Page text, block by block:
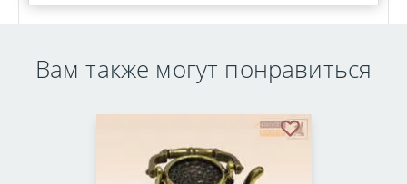
Вам также могут понравиться
В избранное